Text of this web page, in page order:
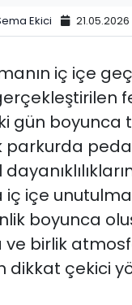
Ekici 21.05.2026
iç içe
gün boyunca
parkurda
içe
boyunca
ve birlik
dikkat çekici